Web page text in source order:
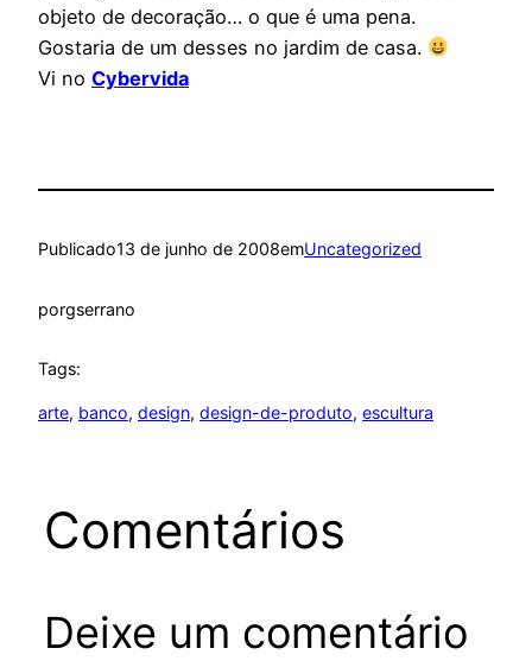
objeto de decoração… o que é uma pena.
Gostaria de um desses no jardim de casa.
Vi no Cybervida
Publicado13 de junho de 2008emUncategorized
porgserrano
Tags:
arte, banco, design, design-de-produto, escultura
Comentários
Deixe um comentário